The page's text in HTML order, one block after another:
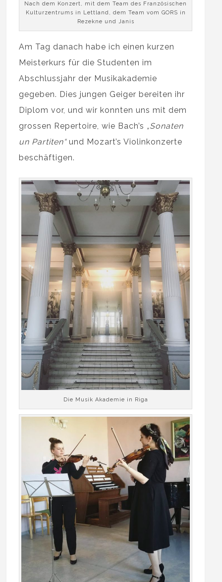
Nach dem Konzert, mit dem Team des Französischen
Kulturzentrums in Lettland, dem Team vom GORS in
Rezekne und Janis
Am Tag danach habe ich einen kurzen
Meisterkurs für die Studenten im
Abschlussjahr der Musikakademie
gegeben. Dies jungen Geiger bereiten ihr
Diplom vor, und wir konnten uns mit dem
grossen Repertoire, wie Bach’s „Sonaten
un Partiten“und Mozart’s Violinkonzerte
beschäftigen.
Die Musik Akademie in Riga